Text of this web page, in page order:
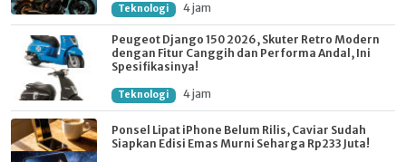
Teknologi 4 jam
Peugeot Django 150 2026, Skuter Retro Modern
dengan Fitur Canggih dan Performa Andal, Ini
Spesifikasinya!
Teknologi 4 jam
Ponsel Lipat iPhone Belum Rilis, Caviar Sudah
Siapkan Edisi Emas Murni Seharga Rp233 Juta!